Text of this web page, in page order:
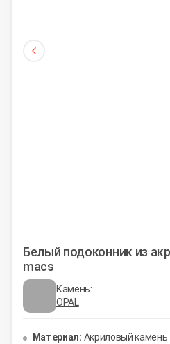
Белый подоконник из
macs
Камень:
OPAL
Материал: Акриловый камень